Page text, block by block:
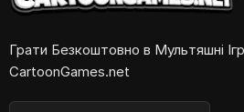
Грати Безкоштовно в Мультяшні
CartoonGames.net